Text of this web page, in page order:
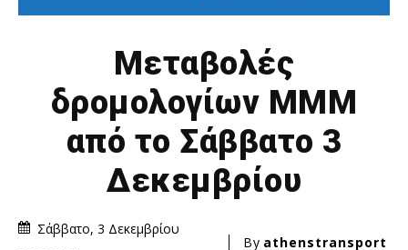
Μεταβολές
δρομολογίων ΜΜΜ
από το Σάββατο 3
Δεκεμβρίου
Σάββατο, 3 Δεκεμβρίου
By athenstransport